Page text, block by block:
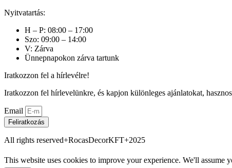
Nyitvatartás:
H – P: 08:00 – 17:00
Szo: 09:00 – 14:00
V: Zárva
Ünnepnapokon zárva tartunk
Iratkozzon fel a hírlevélre!
Iratkozzon fel hírlevelünkre, és kapjon különleges ajánlatokat,
Email
Feliratkozás
All rights reserved+RocasDecorKFT+2025
This website uses cookies to improve your experience. We'll